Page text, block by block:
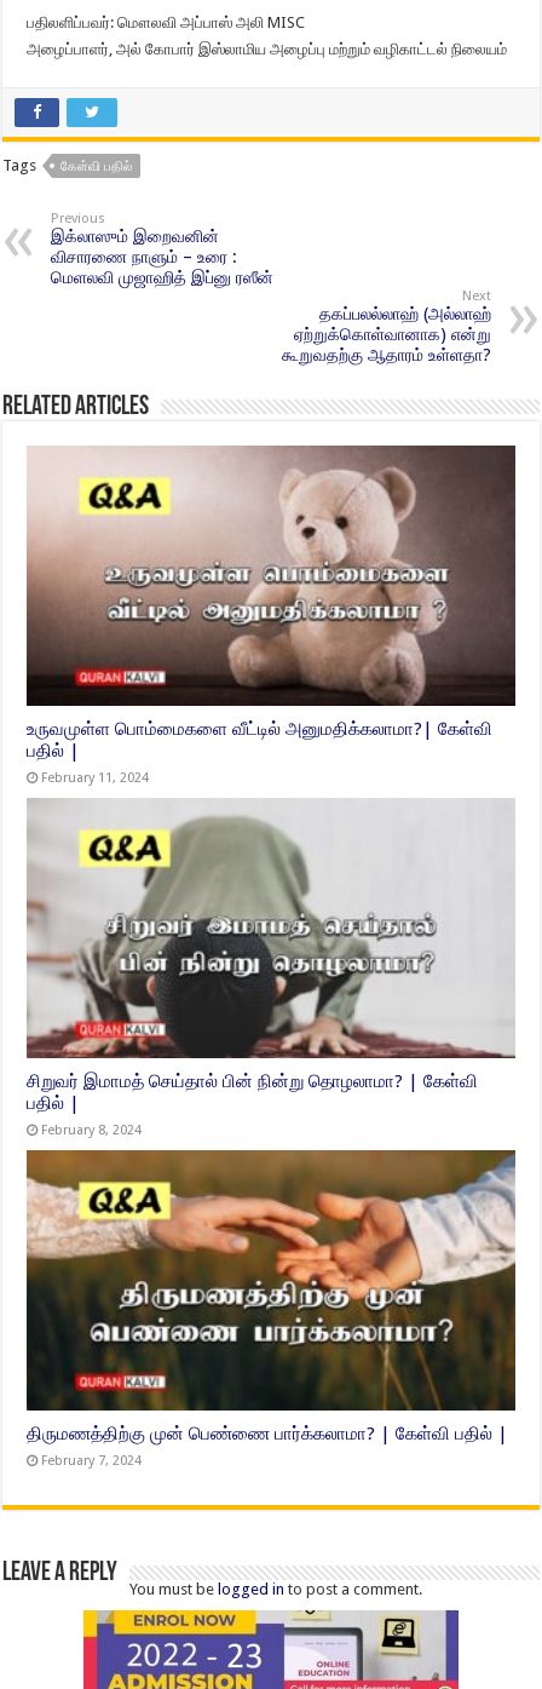
பதிலளிப்பவர்: மௌலவி அப்பாஸ் அலி MISC
அழைப்பாளர், அல் கோபார் இஸ்லாமிய அழைப்பு மற்றும் வழிகாட்டல் நிலையம்
Tags கேள்வி பதில்
Previous
இக்லாஸும் இறைவனின்
விசாரணை நாளும் – உரை :
மெளலவி முஜாஹித் இப்னு ரஸீன்
Next
தகப்பலல்லாஹ் (அல்லாஹ்
ஏற்றுக்கொள்வானாக) என்று
கூறுவதற்கு ஆதாரம் உள்ளதா?
Related Articles
உருவமுள்ள பொம்மைகளை வீட்டில் அனுமதிக்கலாமா?| கேள்வி
பதில் |
February 11, 2024
சிறுவர் இமாமத் செய்தால் பின் நின்று தொழலாமா? | கேள்வி
பதில் |
February 8, 2024
திருமணத்திற்கு முன் பெண்ணை பார்க்கலாமா? | கேள்வி பதில் |
February 7, 2024
Leave a Reply
You must belogged in to post a comment.